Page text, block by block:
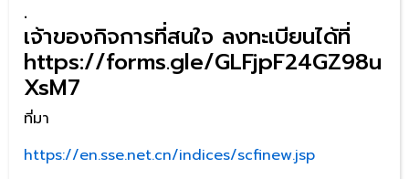
.
เจ้าของกิจการที่สนใจ ลงทะเบียนได้ที่
https://forms.gle/GLFjpF24GZ98u
XsM7
ที่มา
https://en.sse.net.cn/indices/scfinew.jsp